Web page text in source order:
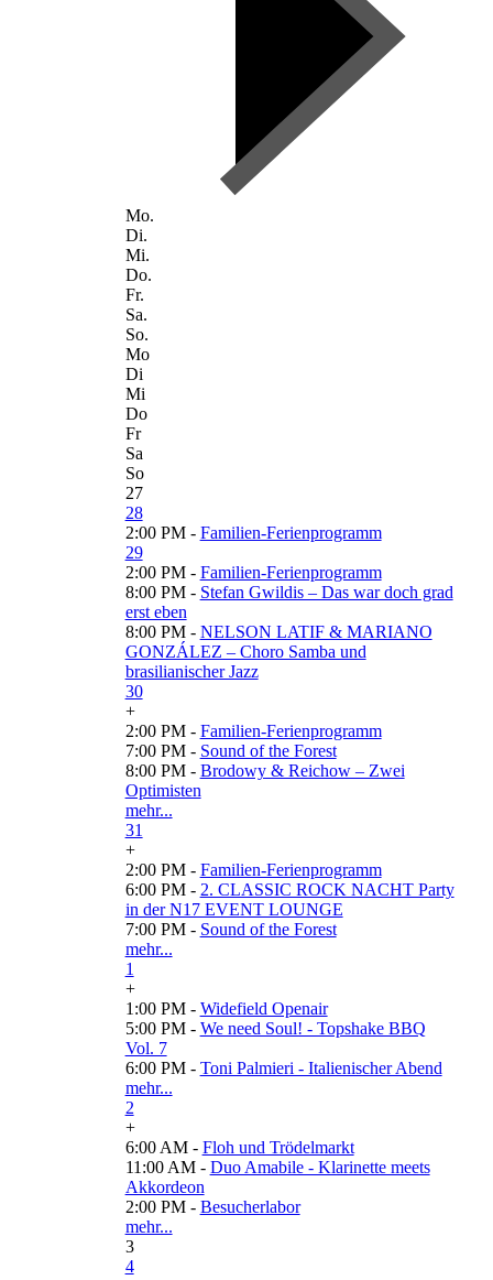
Mo.
Di.
Mi.
Do.
Fr.
Sa.
So.
Mo
Di
Mi
Do
Fr
Sa
So
27
28
2:00 PM - Familien-Ferienprogramm
29
2:00 PM - Familien-Ferienprogramm
8:00 PM - Stefan Gwildis – Das war doch grad
erst eben
8:00 PM - NELSON LATIF & MARIANO
GONZÁLEZ – Choro Samba und
brasilianischer Jazz
30
+
2:00 PM - Familien-Ferienprogramm
7:00 PM - Sound of the Forest
8:00 PM - Brodowy & Reichow – Zwei
Optimisten
mehr...
31
+
2:00 PM - Familien-Ferienprogramm
6:00 PM - 2. CLASSIC ROCK NACHT Party
in der N17 EVENT LOUNGE
7:00 PM - Sound of the Forest
mehr...
1
+
1:00 PM - Widefield Openair
5:00 PM - We need Soul! - Topshake BBQ
Vol. 7
6:00 PM - Toni Palmieri - Italienischer Abend
mehr...
2
+
6:00 AM - Floh und Trödelmarkt
11:00 AM - Duo Amabile - Klarinette meets
Akkordeon
2:00 PM - Besucherlabor
mehr...
3
4